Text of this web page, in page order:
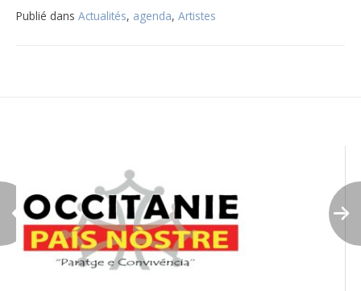
Publié dans Actualités, agenda, Artistes